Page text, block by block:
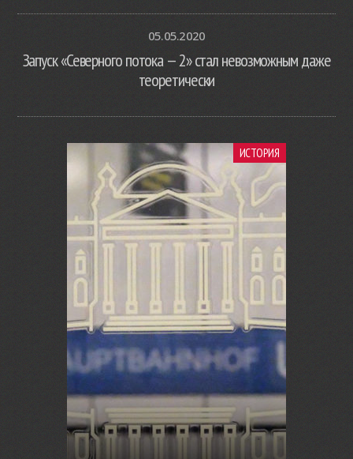
05.05.2020
Запуск «Северного потока — 2» стал невозможным даже
теоретически
ИСТОРИЯ